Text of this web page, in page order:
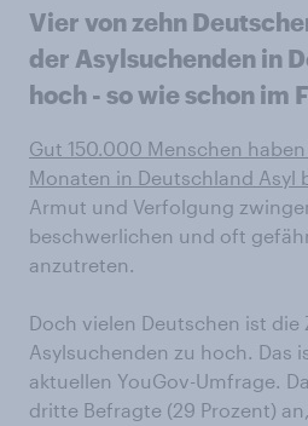
Vier von zehn
der Asylsuchenden in
hoch - so wie schon im
Gut 150.000 Menschen
Monaten in Deutschland Asyl
Armut und Verfolgung
beschwerlichen und oft
anzutreten.
Doch vielen Deutschen ist die
Asylsuchenden zu hoch. Das
aktuellen YouGov-Umfrage.
dritte Befragte (29 Prozent)